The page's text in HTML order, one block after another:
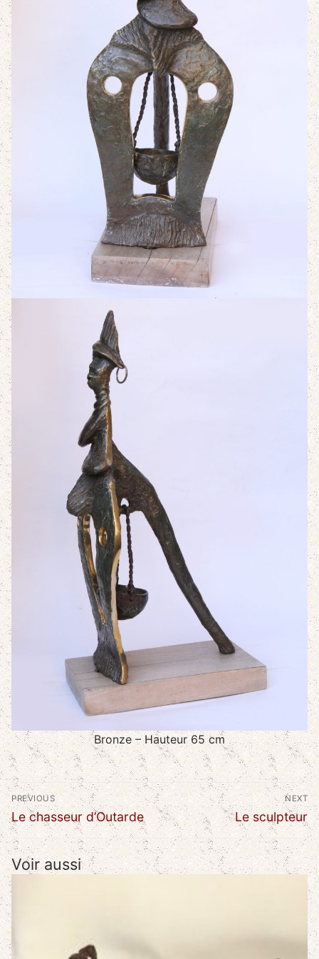
Bronze – Hauteur 65 cm
Navigation
de
l’article
PREVIOUS
Previous
post:
Le chasseur d’Outarde
NEXT
Next
post:
Le sculpteur
Voir aussi